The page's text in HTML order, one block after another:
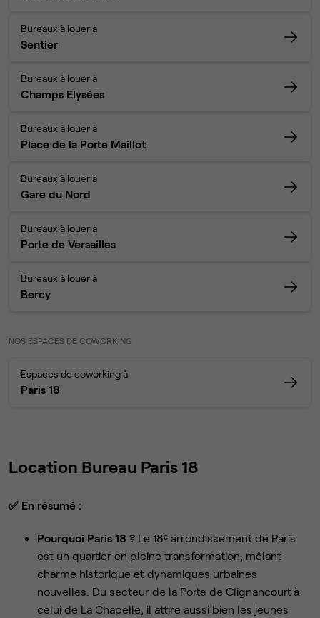
Bureaux à louer à
Sentier
Bureaux à louer à
Champs Elysées
Bureaux à louer à
Place de la Porte Maillot
Bureaux à louer à
Gare du Nord
Bureaux à louer à
Porte de Versailles
Bureaux à louer à
Bercy
NOS ESPACES DE COWORKING
Espaces de coworking à
Paris 18
Location Bureau Paris 18
✅ En résumé :
Pourquoi Paris 18 ? Le 18ᵉ arrondissement de Paris
est un quartier en pleine transformation, mêlant
charme historique et dynamiques urbaines
nouvelles. Du secteur de la Porte de Clignancourt à
celui de La Chapelle, il attire aussi bien les jeunes